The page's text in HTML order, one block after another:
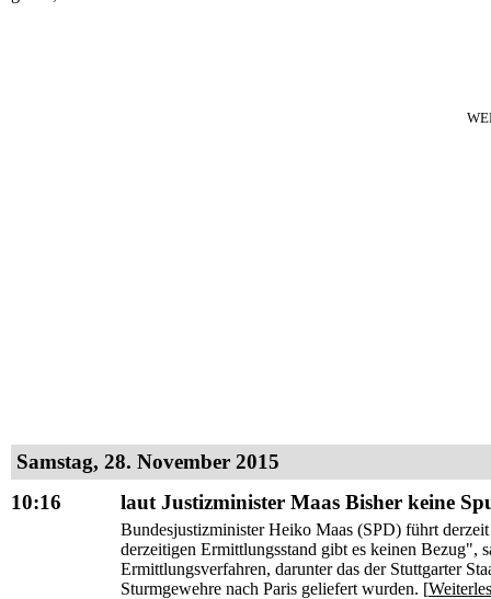
Samstag, 28. November 2015
10:16
laut Justizminister Maas Bisher keine
Bundesjustizminister Heiko Maas (SPD) führt
derzeitigen Ermittlungsstand gibt es keinen Bezug",
Ermittlungsverfahren, darunter das der Stuttgarter
Sturmgewehre nach Paris geliefert wurden. [